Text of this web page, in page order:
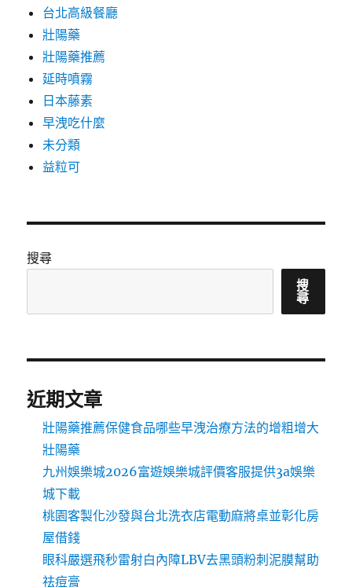
台北高級餐廳
壯陽藥
壯陽藥推薦
延時噴霧
日本藤素
早洩吃什麼
未分類
益粒可
搜尋
搜
尋
近期文章
壯陽藥推薦保健食品哪些早洩治療方法的增粗增大
壯陽藥
九州娛樂城2026富遊娛樂城評價客服提供3a娛樂
城下載
桃園客製化沙發與台北洗衣店電動麻將桌並彰化房
屋借錢
眼科嚴選飛秒雷射白內障LBV去黑頭粉刺泥膜幫助
祛痘膏